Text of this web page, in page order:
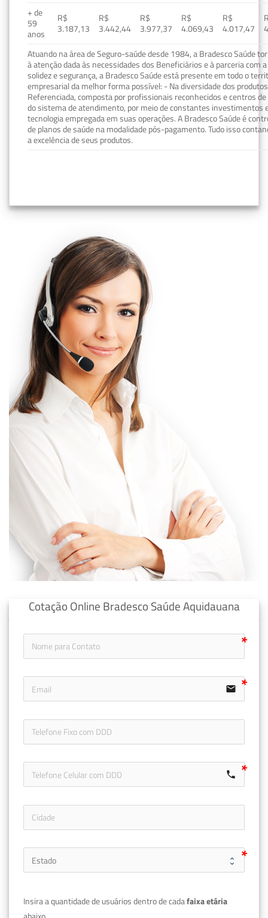
+ de
59
anos
R$
3.187,13
R$
3.442,44
R$
3.977,37
R$
4.069,43
R$
4.017,47
Atuando na área de Seguro-saúde desde 1984, a Bradesco Saúde
à atenção dada às necessidades dos Beneficiários e à parceria com
solidez e segurança, a Bradesco Saúde está presente em todo o
empresarial da melhor forma possível: - Na diversidade dos
Referenciada, composta por profissionais reconhecidos e centros
do sistema de atendimento, por meio de constantes investimentos
tecnologia empregada em suas operações. A Bradesco Saúde é
de planos de saúde na modalidade pós-pagamento. Tudo isso
a excelência de seus produtos.
Cotação Online Bradesco Saúde Aquidauana
email
call
Insira a quantidade de usuários dentro de cada